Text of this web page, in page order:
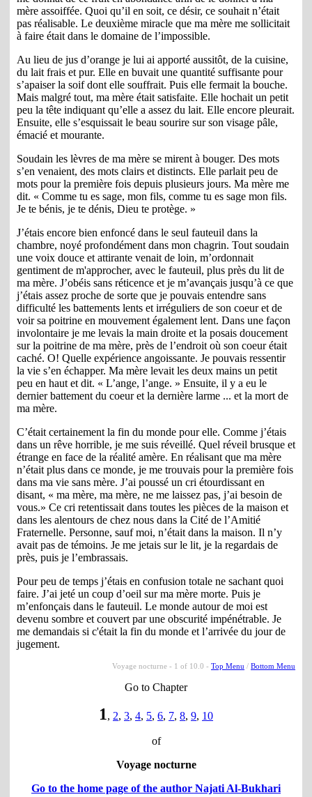
mère assoiffée. Quoi qu’il en soit, ce désir, ce souhait n’était
pas réalisable. Le deuxième miracle que ma mère me sollicitait
à faire était dans le domaine de l’impossible.
Au lieu de jus d’orange je lui ai apporté aussitôt, de la cuisine,
du lait frais et pur. Elle en buvait une quantité suffisante pour
s’apaiser la soif dont elle souffrait. Puis elle fermait la bouche.
Mais malgré tout, ma mère était satisfaite. Elle hochait un petit
peu la tête indiquant qu’elle a assez du lait. Elle encore pleurait.
Ensuite, elle s’esquissait le beau sourire sur son visage pâle,
émacié et mourante.
Soudain les lèvres de ma mère se mirent à bouger. Des mots
s’en venaient, des mots clairs et distincts. Elle parlait peu de
mots pour la première fois depuis plusieurs jours. Ma mère me
dit. « Comme tu es sage, mon fils, comme tu es sage mon fils.
Je te bénis, je te dénis, Dieu te protège. »
J’étais encore bien enfoncé dans le seul fauteuil dans la
chambre, noyé profondément dans mon chagrin. Tout soudain
une voix douce et attirante venait de loin, m’ordonnait
gentiment de m'approcher, avec le fauteuil, plus près du lit de
ma mère. J’obéis sans réticence et je m’avançais jusqu’à ce que
j’étais assez proche de sorte que je pouvais entendre sans
difficulté les battements lents et irréguliers de son coeur et de
voir sa poitrine en mouvement également lent. Dans une façon
involontaire je me levais la main droite et la posais doucement
sur la poitrine de ma mère, près de l’endroit où son coeur était
caché. O! Quelle expérience angoissante. Je pouvais ressentir
la vie s’en échapper. Ma mère levait les deux mains un petit
peu en haut et dit. « L’ange, l’ange. » Ensuite, il y a eu le
dernier battement du coeur et la dernière larme ... et la mort de
ma mère.
C’était certainement la fin du monde pour elle. Comme j’étais
dans un rêve horrible, je me suis réveillé. Quel réveil brusque et
étrange en face de la réalité amère. En réalisant que ma mère
n’était plus dans ce monde, je me trouvais pour la première fois
dans ma vie sans mère. J’ai poussé un cri étourdissant en
disant, « ma mère, ma mère, ne me laissez pas, j’ai besoin de
vous.» Ce cri retentissait dans toutes les pièces de la maison et
dans les alentours de chez nous dans la Cité de l’Amitié
Fraternelle. Personne, sauf moi, n’était dans la maison. Il n’y
avait pas de témoins. Je me jetais sur le lit, je la regardais de
près, puis je l’embrassais.
Pour peu de temps j’étais en confusion totale ne sachant quoi
faire. J’ai jeté un coup d’oeil sur ma mère morte. Puis je
m’enfonçais dans le fauteuil. Le monde autour de moi est
devenu sombre et couvert par une obscurité impénétrable. Je
me demandais si c'était la fin du monde et l’arrivée du jour de
jugement.
Voyage nocturne - 1 of 10.0 - Top Menu / Bottom Menu
Go to Chapter
1, 2, 3, 4, 5, 6, 7, 8, 9, 10
of
Voyage nocturne
Go to the home page of the author Najati Al-Bukhari